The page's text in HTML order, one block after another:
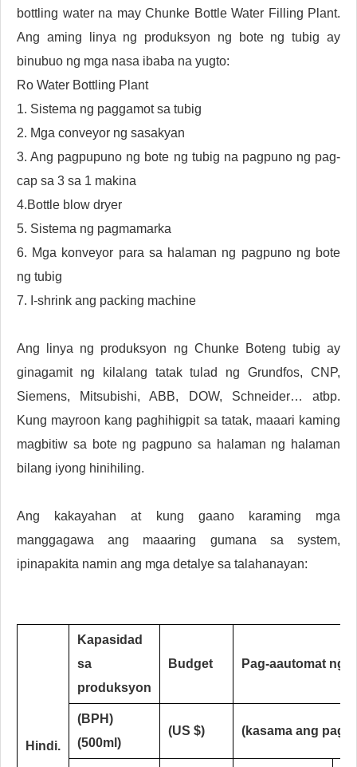
bottling water na may Chunke Bottle Water Filling Plant.
Ang aming linya ng produksyon ng bote ng tubig ay
binubuo ng mga nasa ibaba na yugto:
Ro Water Bottling Plant
1. Sistema ng paggamot sa tubig
2. Mga conveyor ng sasakyan
3. Ang pagpupuno ng bote ng tubig na pagpuno ng pag-
cap sa 3 sa 1 makina
4.Bottle blow dryer
5. Sistema ng pagmamarka
6. Mga konveyor para sa halaman ng pagpuno ng bote
ng tubig
7. I-shrink ang packing machine
Ang linya ng produksyon ng Chunke Boteng tubig ay
ginagamit ng kilalang tatak tulad ng Grundfos, CNP,
Siemens, Mitsubishi, ABB, DOW, Schneider… atbp.
Kung mayroon kang paghihigpit sa tatak, maaari kaming
magbitiw sa bote ng pagpuno sa halaman ng halaman
bilang iyong hinihiling.
Ang kakayahan at kung gaano karaming mga
manggagawa ang maaaring gumana sa system,
ipinapakita namin ang mga detalye sa talahanayan:
Hindi.
Kapasidad
sa
produksyon
Budget Pag-aautomat ng
(BPH)
(500ml)
(US $) (kasama ang